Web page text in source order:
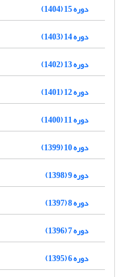
دوره 15 (1404)
دوره 14 (1403)
دوره 13 (1402)
دوره 12 (1401)
دوره 11 (1400)
دوره 10 (1399)
دوره 9 (1398)
دوره 8 (1397)
دوره 7 (1396)
دوره 6 (1395)